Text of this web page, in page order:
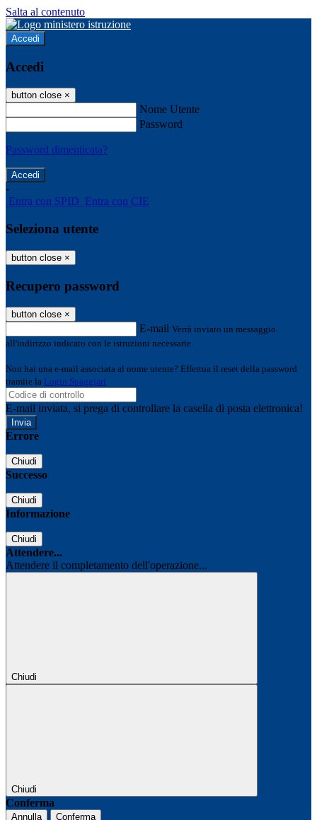
Salta al contenuto
Accedi
Accedi
button close ×
Nome Utente
Password
Password dimenticata?
-
Entra con SPID Entra con CIE
Seleziona utente
button close ×
Recupero password
button close ×
E-mail Verrà inviato un messaggio
all'indirizzo indicato con le istruzioni necessarie.
Non hai una e-mail associata al nome utente? Effettua il reset della password
tramite la Login Spaggiari
E-mail inviata, si prega di controllare la casella di posta elettronica!
Errore
Chiudi
Successo
Chiudi
Informazione
Chiudi
Attendere...
Attendere il completamento dell'operazione...
Chiudi
Chiudi
Conferma
Annulla Conferma